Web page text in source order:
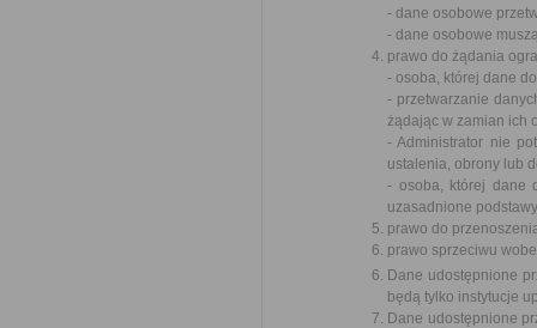
- dane osobowe
- dane osobowe
prawo do żądania
- osoba, której dane
- przetwarzanie
żądając w zamian ich
- Administrator nie
ustalenia, obrony lub
- osoba, której dane
uzasadnione
prawo do
prawo sprzeciwu
Dane udostępnione
będą tylko instytucje
Dane udostępnione